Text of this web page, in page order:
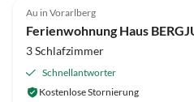
Au in Vorarlberg
3 Schlafzimmer
Schnellantworter
Kostenlose Stornierung